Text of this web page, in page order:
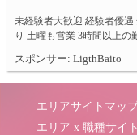
未経験者大歓迎 経験者優
り 土曜も営業 3時間以上の
スポンサー: LigthBaito
エリアサイトマッ
エリア x 職種サイ